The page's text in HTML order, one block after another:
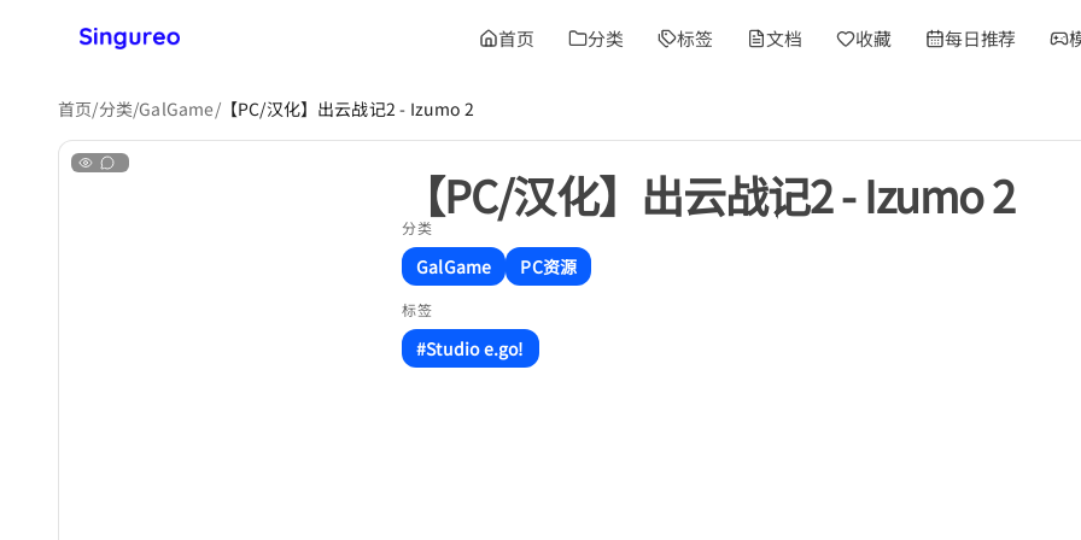
首页 分类 标签 文档 收藏 每日推荐
首页/分类/GalGame/【PC/汉化】出云战记2 - Izumo 2
【PC/汉化】出云战记2 - Izumo 2
分类
GalGame PC资源
标签
#Studio e.go!